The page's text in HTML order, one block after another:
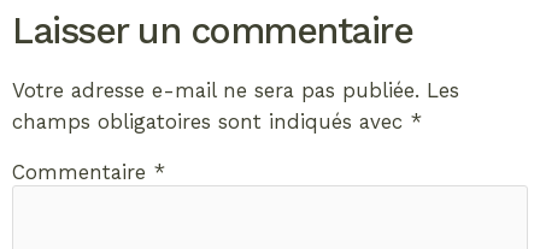
Laisser un commentaire
Votre adresse e-mail ne sera pas publiée. Les
champs obligatoires sont indiqués avec *
Commentaire *